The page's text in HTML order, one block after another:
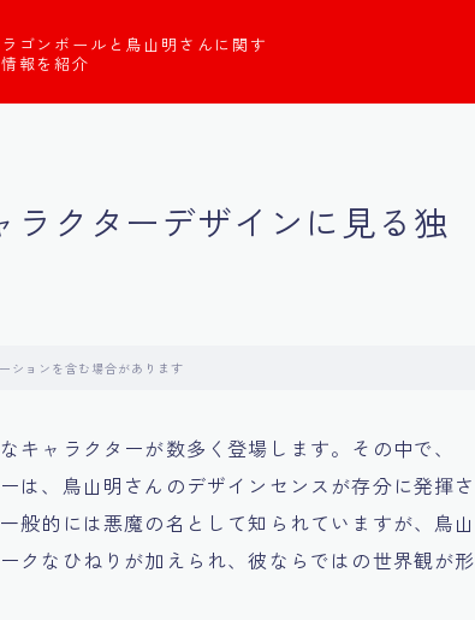
ラゴンボールと鳥山明さんに関す
報を紹介
クターデザインに見る独
ションを含む場合があります
ャラクターが数多く登場します。その中で、
は、鳥山明さんのデザインセンスが存分に発揮さ
般的には悪魔の名として知られていますが、鳥山
クなひねりが加えられ、彼ならではの世界観が形